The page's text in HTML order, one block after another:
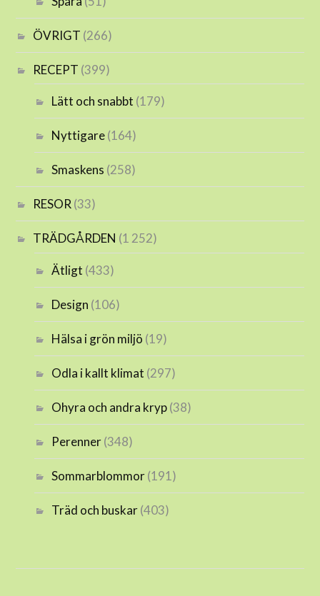
ÖVRIGT (266)
RECEPT (399)
Lätt och snabbt (179)
Nyttigare(164)
Smaskens (258)
RESOR(33)
TRÄDGÅRDEN (1 252)
Ätligt (433)
Design (106)
Hälsa i grön miljö (19)
Odla i kallt klimat (297)
Ohyra och andra kryp(38)
Perenner(348)
Sommarblommor(191)
Träd och buskar(403)